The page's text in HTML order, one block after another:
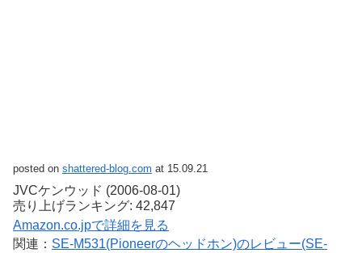
posted on shattered-blog.com at 15.09.21
JVCケンウッド (2006-08-01)
売り上げランキング: 42,847
Amazon.co.jpで詳細を見る
関連： SE-M531(Pioneerのヘッドホン)のレビュー(SE-